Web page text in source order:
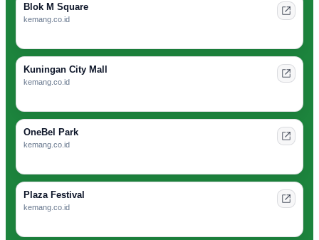
Blok M Square
kemang.co.id
Kuningan City Mall
kemang.co.id
OneBel Park
kemang.co.id
Plaza Festival
kemang.co.id